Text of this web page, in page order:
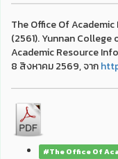
The Office Of
(2561). Yunnan
Academic Resource
8 สิงหาคม 2569, จาก
#The Office Of